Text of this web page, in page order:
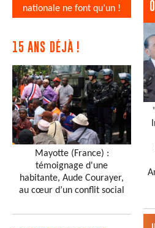
nationale ne font qu’un !
15 ANS DÉJÀ !
Mayotte (France) :
témoignage d'une
habitante, Aude Courayer,
au cœur d’un conflit social